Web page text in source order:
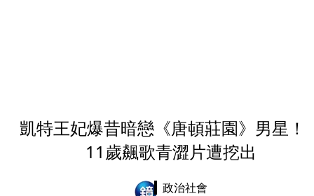
凱特王妃爆昔暗戀《唐頓莊園》男星
11歲飆歌青澀片遭挖出
政治社會